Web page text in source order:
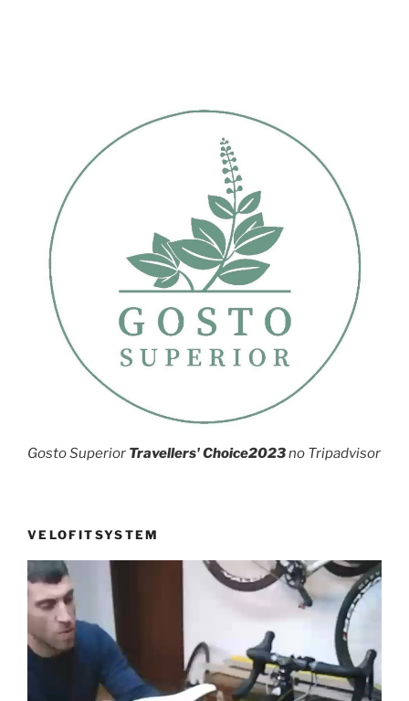
Gosto Superior Travellers' Choice2023no Tripadvisor
VELOFITSYSTEM
Reprodutor
de
vídeo